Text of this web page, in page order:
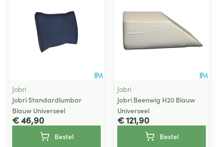
Jobri
Jobri Standardlumbar
Blauw Universeel
€ 46,90
Bestel
Jobri
Jobri Beenwig H20 Blauw
Universeel
€ 121,90
Bestel